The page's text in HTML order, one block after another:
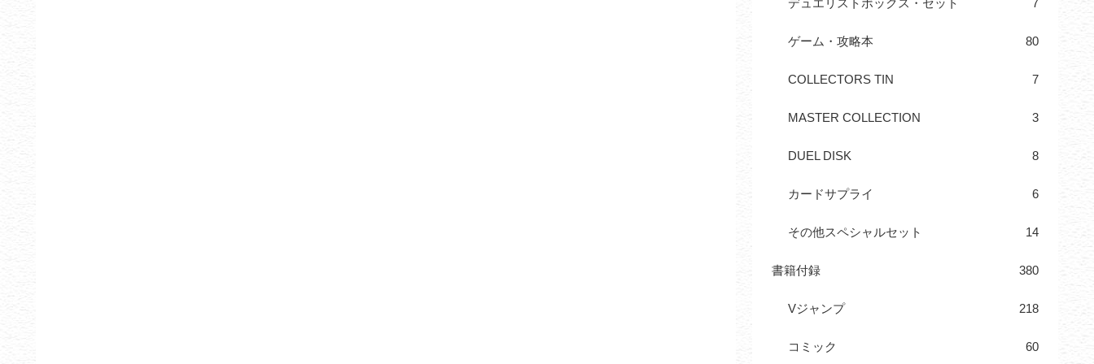
ゲーム・攻略本 80
COLLECTORS TIN 7
MASTER COLLECTION 3
DUEL DISK 8
カードサプライ 6
その他スペシャルセット 14
書籍付録 380
Vジャンプ 218
コミック 60